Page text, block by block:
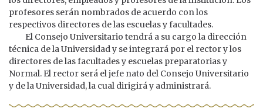
profesores serán nombrados de acuerdo con los
respectivos directores de las escuelas y facultades.
El Consejo Universitario tendrá a su cargo la dirección
técnica de la Universidad y se integrará por el rector y los
directores de las facultades y escuelas preparatorias y
Normal. El rector será el jefe nato del Consejo Universitario
y de la Universidad, la cual dirigirá y administrará.